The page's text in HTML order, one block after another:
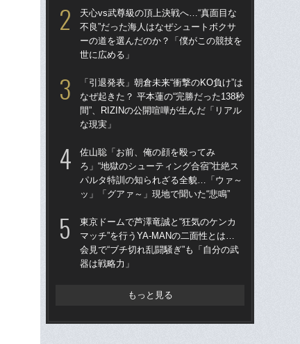
天心vs武尊級の頂上決戦へ…“真面目な
不良”だった海人はなぜシュートボクサ
ーの道を選んだのか？「僕がこの競技を
世に広める」
「引退発表」朝倉未来“衝撃のKO負け”は
なぜ起きた？ 平本蓮の“完勝だった138秒
間”、RIZINの公開喧嘩が生んだ「リアル
な現実」
佐山聡「お前、俺の顔を殴ってみ
ろ」“地獄のシューティング合宿”壮絶ス
パルタ特訓の知られざる全貌…「ウァ～
ッ」「グアァ～」現地で聞いた“悲鳴”
東京ドームで芦澤竜誠と“狂気のケンカ
マッチ”を行うYA-MANの二面性とは…
会見で“ブチ切れ乱闘騒ぎ”も「自分の武
器は戦略力」
もっと見る